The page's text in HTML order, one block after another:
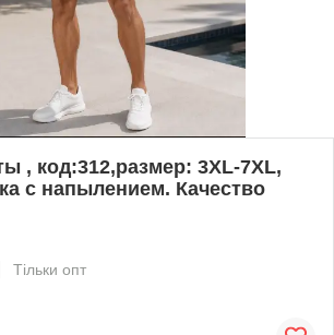
, код:312,размер: 3XL-7XL,
с напылением. Качество
Тільки опт